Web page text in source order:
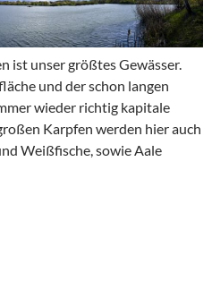
ist unser größtes Gewässer.
und der schon langen
wieder richtig kapitale
Karpfen werden hier auch
Weißfische, sowie Aale